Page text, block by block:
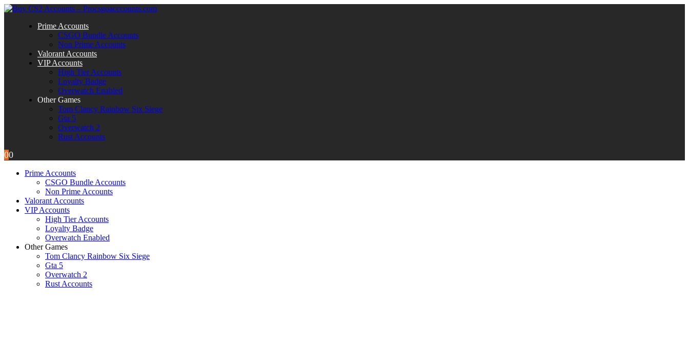
Prime Accounts
CSGO Bundle Accounts
Non Prime Accounts
Valorant Accounts
VIP Accounts
High Tier Accounts
Loyalty Badge
Overwatch Enabled
Other Games
Tom Clancy Rainbow Six Siege
Gta 5
Overwatch 2
Rust Accounts
00
Prime Accounts
CSGO Bundle Accounts
Non Prime Accounts
Valorant Accounts
VIP Accounts
High Tier Accounts
Loyalty Badge
Overwatch Enabled
Other Games
Tom Clancy Rainbow Six Siege
Gta 5
Overwatch 2
Rust Accounts